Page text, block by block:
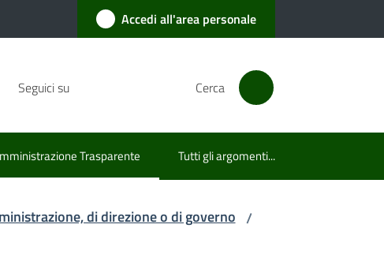
Accedi all'area personale
Seguici su Cerca
Trasparente
selezionato Tutti gli argomenti...
di direzione o di governo /